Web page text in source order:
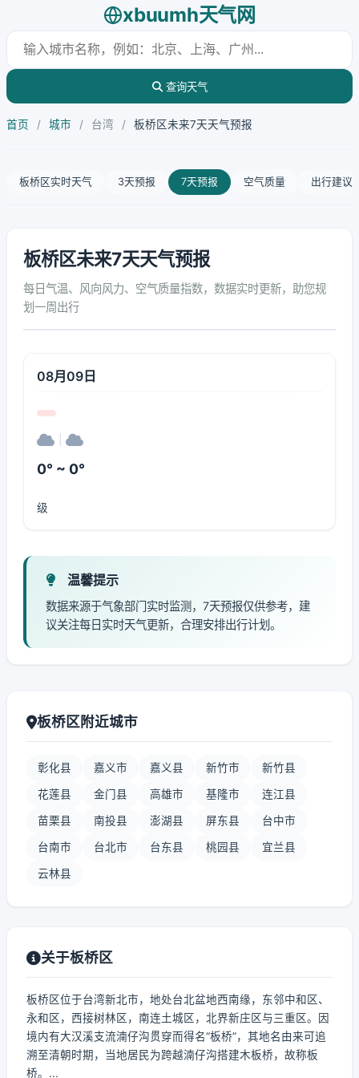
xbuumh天气网
查询天气
首页 / 城市 / 台湾 / 板桥区未来7天天气预报
板桥区实时天气 3天预报 7天预报 空气质量 出行建议
板桥区未来7天天气预报
每日气温、风向风力、空气质量指数，数据实时更新，助您规
划一周出行
08月09日
0° ~ 0°
级
温馨提示
数据来源于气象部门实时监测，7天预报仅供参考，建
议关注每日实时天气更新，合理安排出行计划。
板桥区附近城市
彰化县 嘉义市 嘉义县 新竹市 新竹县
花莲县 金门县 高雄市 基隆市 连江县
苗栗县 南投县 澎湖县 屏东县 台中市
台南市 台北市 台东县 桃园县 宜兰县
云林县
关于板桥区
板桥区位于台湾新北市，地处台北盆地西南缘，东邻中和区、
永和区，西接树林区，南连土城区，北界新庄区与三重区。因
境内有大汉溪支流湳仔沟贯穿而得名“板桥”，其地名由来可追
溯至清朝时期，当地居民为跨越湳仔沟搭建木板桥，故称板
桥。...